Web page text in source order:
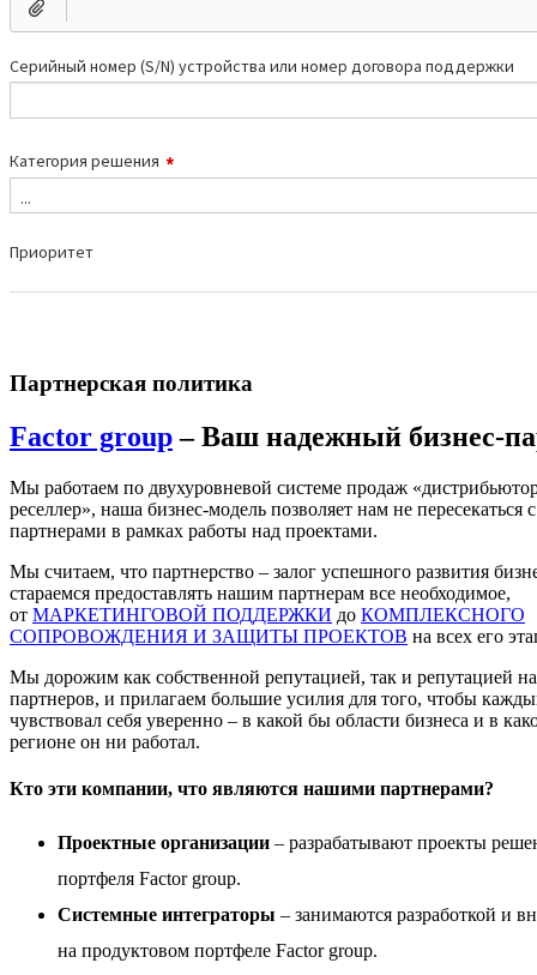
Партнерская политика
Factor group– Ваш надежный бизнес-
Мы работаем по двухуровневой системе продаж
реселлер», наша бизнес-модель позволяет нам не пересекаться с
партнерами в рамках работы над проектами.
Мы считаем, что партнерство – залог успешного развития
стараемся предоставлять нашим партнерам все необходимое,
от МАРКЕТИНГОВОЙ ПОДДЕРЖКИ до КОМПЛЕКСНОГО
СОПРОВОЖДЕНИЯ И ЗАЩИТЫ ПРОЕКТОВ на всех его
Мы дорожим как собственной репутацией, так и репутацией
партнеров, и прилагаем большие усилия для того, чтобы
чувствовал себя уверенно – в какой бы области бизнеса и в
регионе он ни работал.
Кто эти компании, что являются нашими партнерами?
Проектные организации – разрабатывают проекты
портфеля Factor group.
Системные интеграторы – занимаются разработкой и
на продуктовом портфеле Factor group.